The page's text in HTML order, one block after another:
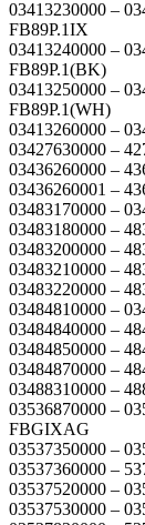
03413230000 –
FB89P.1IX
03413240000 –
FB89P.1(BK)
03413250000 –
FB89P.1(WH)
03413260000 –
03427630000 –
03436260000 –
03436260001 –
03483170000 –
03483180000 –
03483200000 –
03483210000 –
03483220000 –
03484810000 –
03484840000 –
03484850000 –
03484870000 –
03488310000 –
03536870000 –
FBGIXAG
03537350000 –
03537360000 –
03537520000 –
03537530000 –